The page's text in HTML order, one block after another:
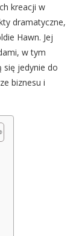
kreacji w
dramatyczne,
Hawn. Jej
w tym
się jedynie do
biznesu i